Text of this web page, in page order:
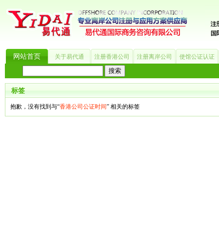
网站首页 关于易代通 注册香港公司 注册离岸公司 使馆公证认证
热门搜索：_? 美国公司 BVI公司 英国公司 银行开户 香港公司 商标注册
标签
抱歉，没有找到与“香港公司公证时间” 相关的标签